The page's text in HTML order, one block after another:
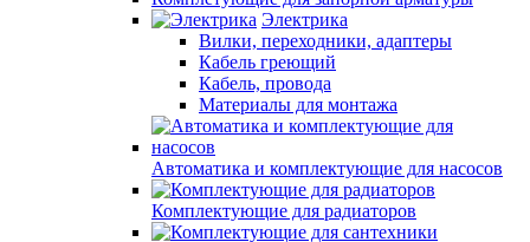
Электрика
Вилки, переходники, адаптеры
Кабель греющий
Кабель, провода
Материалы для монтажа
Автоматика и комплектующие для насосов
Комплектующие для радиаторов